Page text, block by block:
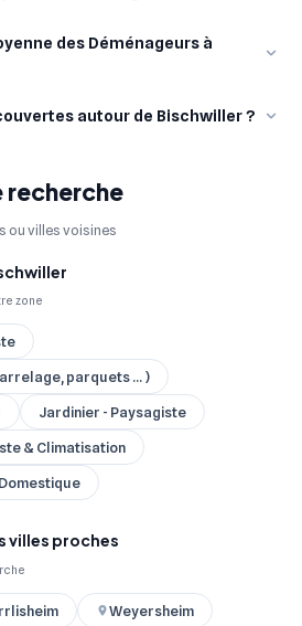
des Déménageurs à
autour de Bischwiller ?
recherche
ou villes voisines
zone
parquets ... )
Jardinier - Paysagiste
& Climatisation
villes proches
Weyersheim